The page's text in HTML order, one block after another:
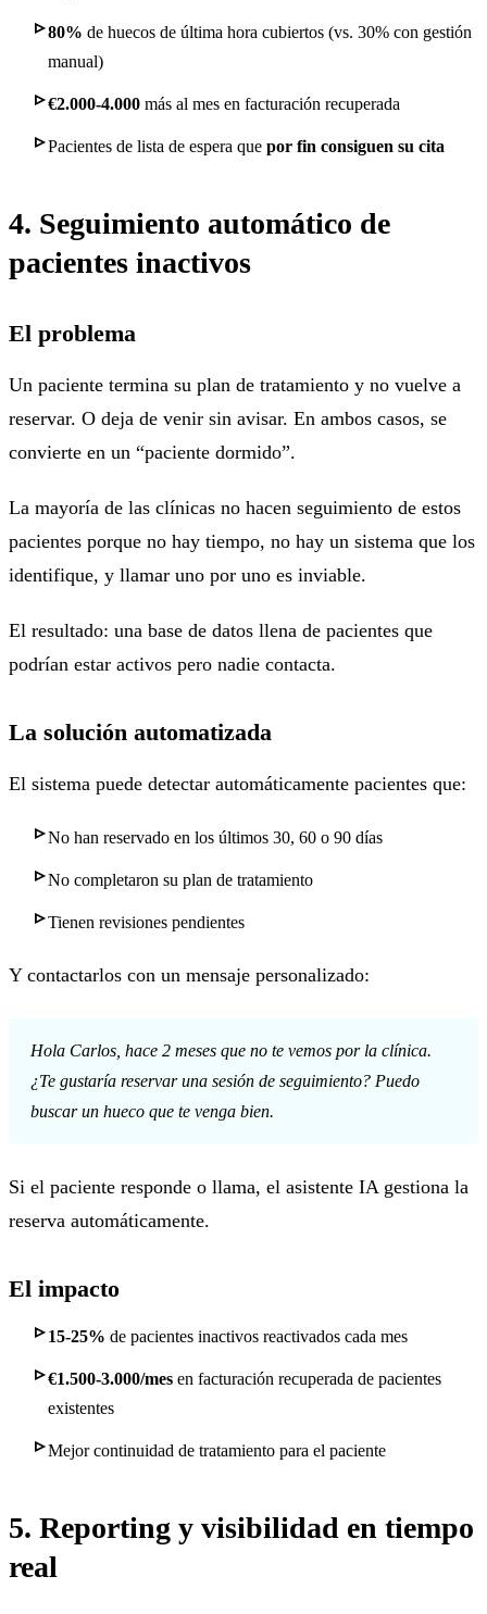
80% de huecos de última hora cubiertos (vs. 30% con gestión
manual)
€2.000-4.000 más al mes en facturación recuperada
Pacientes de lista de espera que por fin consiguen su cita
4. Seguimiento automático de
pacientes inactivos
El problema
Un paciente termina su plan de tratamiento y no vuelve a
reservar. O deja de venir sin avisar. En ambos casos, se
convierte en un “paciente dormido”.
La mayoría de las clínicas no hacen seguimiento de estos
pacientes porque no hay tiempo, no hay un sistema que los
identifique, y llamar uno por uno es inviable.
El resultado: una base de datos llena de pacientes que
podrían estar activos pero nadie contacta.
La solución automatizada
El sistema puede detectar automáticamente pacientes que:
No han reservado en los últimos 30, 60 o 90 días
No completaron su plan de tratamiento
Tienen revisiones pendientes
Y contactarlos con un mensaje personalizado:
Hola Carlos, hace 2 meses que no te vemos por la clínica.
¿Te gustaría reservar una sesión de seguimiento? Puedo
buscar un hueco que te venga bien.
Si el paciente responde o llama, el asistente IA gestiona la
reserva automáticamente.
El impacto
15-25% de pacientes inactivos reactivados cada mes
€1.500-3.000/mes en facturación recuperada de pacientes
existentes
Mejor continuidad de tratamiento para el paciente
5. Reporting y visibilidad en tiempo
real